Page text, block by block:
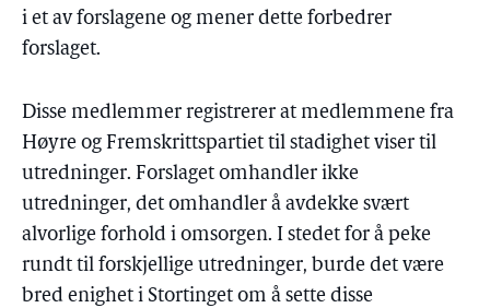
i et av forslagene og mener dette forbedrer
forslaget.
Disse medlemmer registrerer at medlemmene fra
Høyre og Fremskrittspartiet til stadighet viser til
utredninger. Forslaget omhandler ikke
utredninger, det omhandler å avdekke svært
alvorlige forhold i omsorgen. I stedet for å peke
rundt til forskjellige utredninger, burde det være
bred enighet i Stortinget om å sette disse